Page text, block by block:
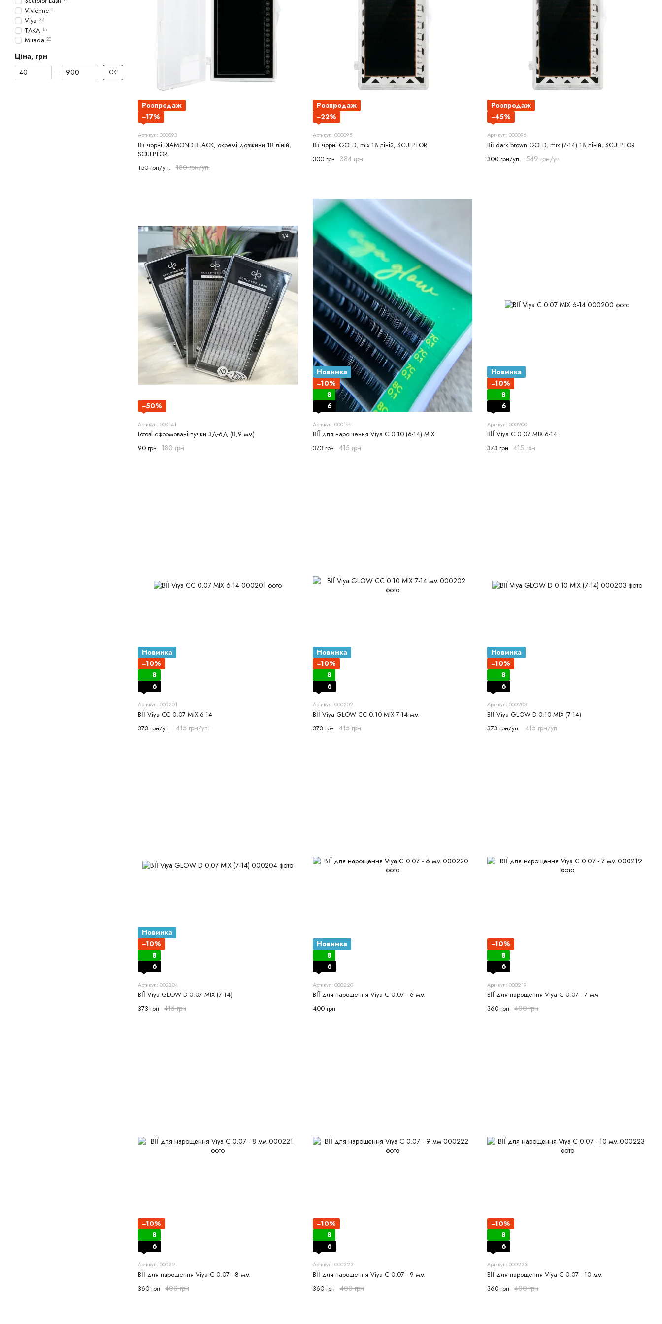
Розпродаж
−17%
Артикул: 000093
Вії чорні DIAMOND BLACK, окремі довжини 18 ліній,
SCULPTOR
180 грн/уп.
150 грн/уп.
Розпродаж
−22%
Артикул: 000095
Вії чорні GOLD, mix 18 ліній, SCULPTOR
384 грн
300 грн
Розпродаж
−45%
Артикул: 000096
Вії dark brown GOLD, mix (7-14) 18 ліній, SCULPTOR
549 грн/уп.
300 грн/уп.
−50%
Артикул: 000141
Готові сформовані пучки 3Д-6Д (8,9 мм)
180 грн
90 грн
Новинка
−10%
8
6
Артикул: 000199
ВІЇ для нарощення Viya C 0.10 (6-14) MIX
415 грн
373 грн
Новинка
−10%
8
6
Артикул: 000200
ВІЇ Viya C 0.07 MIX 6-14
415 грн
373 грн
Новинка
−10%
8
6
Артикул: 000201
ВІЇ Viya CС 0.07 MIX 6-14
415 грн/уп.
373 грн/уп.
Новинка
−10%
8
6
Артикул: 000202
ВІЇ Viya GLOW CC 0.10 MIX 7-14 мм
415 грн
373 грн
Новинка
−10%
8
6
Артикул: 000203
ВІЇ Viya GLOW D 0.10 MIX (7-14)
415 грн/уп.
373 грн/уп.
Новинка
−10%
8
6
Артикул: 000204
ВІЇ Viya GLOW D 0.07 MIX (7-14)
415 грн
373 грн
Новинка
8
6
Артикул: 000220
ВІЇ для нарощення Viya С 0.07 - 6 мм
400 грн
−10%
8
6
Артикул: 000219
ВІЇ для нарощення Viya С 0.07 - 7 мм
400 грн
360 грн
−10%
8
6
Артикул: 000221
ВІЇ для нарощення Viya С 0.07 - 8 мм
400 грн
360 грн
−10%
8
6
Артикул: 000222
ВІЇ для нарощення Viya С 0.07 - 9 мм
400 грн
360 грн
−10%
8
6
Артикул: 000223
ВІЇ для нарощення Viya С 0.07 - 10 мм
400 грн
360 грн
Vivienne 6
Viya 32
ТАКА 15
Mirada 20
Ціна, грн
Від Ціна, грн
До Ціна, грн ОК